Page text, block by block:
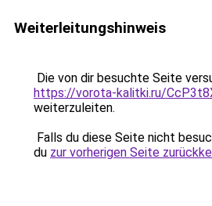
Weiterleitungshinweis
Die von dir besuchte Seite
https://vorota-kalitki.ru/
weiterzuleiten.
Falls du diese Seite nicht
du zur vorherigen Seite